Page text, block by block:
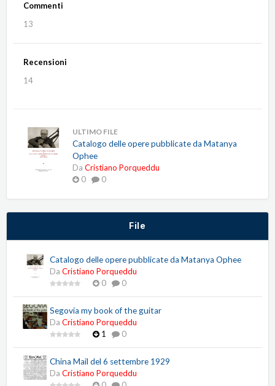
Commenti
13
Recensioni
14
ULTIMO FILE
Catalogo delle opere pubblicate da Matanya
Ophee
Da Cristiano Porqueddu
0
0
File
Catalogo delle opere pubblicate da Matanya Ophee
Da Cristiano Porqueddu
0
0
Segovia my book of the guitar
Da Cristiano Porqueddu
1
0
China Mail del 6 settembre 1929
Da Cristiano Porqueddu